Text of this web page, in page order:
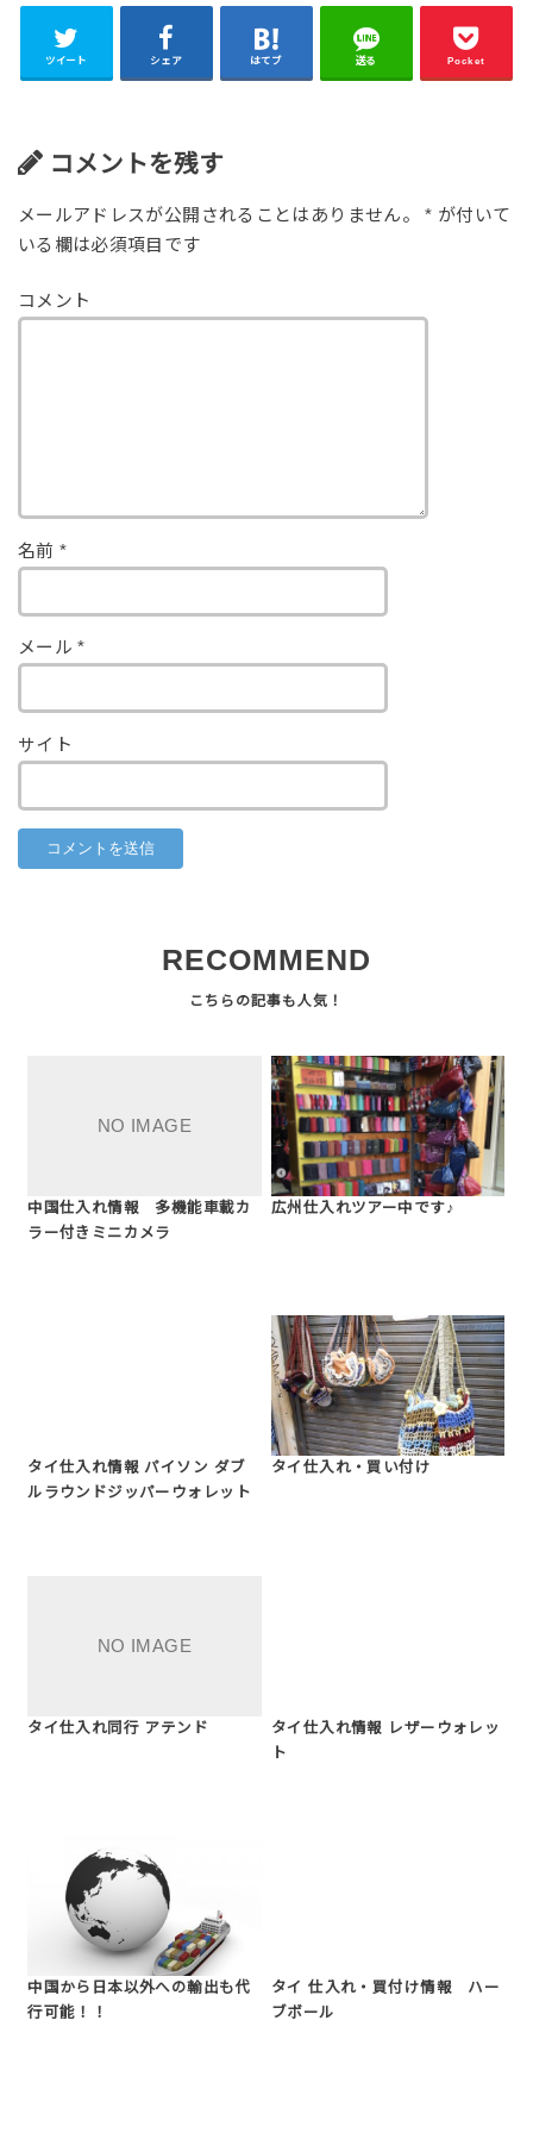
ツイート シェア はてブ 送る Pocket
コメントを残す
メールアドレスが公開されることはありません。 * が付いて
いる欄は必須項目です
コメント
名前 *
メール*
サイト
RECOMMEND
中国仕入れ情報 多機能車載カ
ラー付きミニカメラ
広州仕入れツアー中です♪
タイ仕入れ情報 パイソン ダブ
ルラウンドジッパーウォレット
タイ仕入れ・買い付け
タイ仕入れ同行 アテンド
タイ仕入れ情報 レザーウォレッ
ト
中国から日本以外への輸出も代
行可能！！
タイ 仕入れ・買付け情報 ハー
ブボール